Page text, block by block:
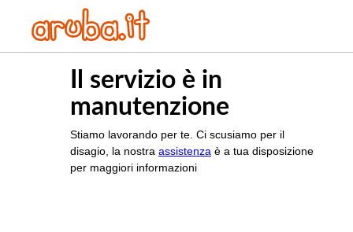
Il servizio è in
manutenzione
Stiamo lavorando per te. Ci scusiamo per il
disagio, la nostra assistenza è a tua disposizione
per maggiori informazioni